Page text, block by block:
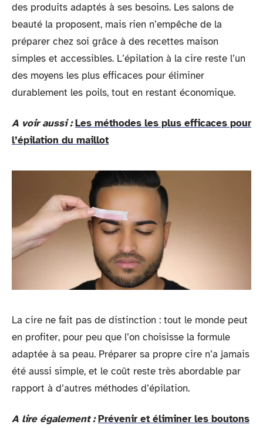
des produits adaptés à ses besoins. Les salons de
beauté la proposent, mais rien n’empêche de la
préparer chez soi grâce à des recettes maison
simples et accessibles. L’épilation à la cire reste l’un
des moyens les plus efficaces pour éliminer
durablement les poils, tout en restant économique.
A voir aussi : Les méthodes les plus efficaces pour
l’épilation du maillot
La cire ne fait pas de distinction : tout le monde peut
en profiter, pour peu que l’on choisisse la formule
adaptée à sa peau. Préparer sa propre cire n’a jamais
été aussi simple, et le coût reste très abordable par
rapport à d’autres méthodes d’épilation.
A lire également : Prévenir et éliminer les boutons